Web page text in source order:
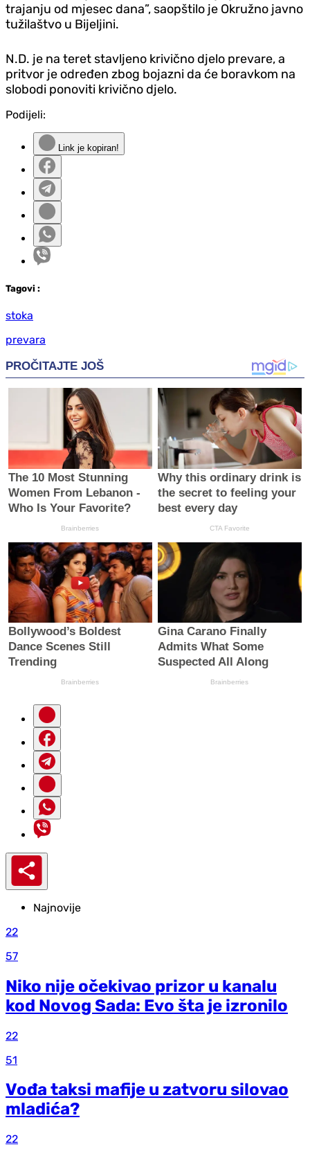
trajanju od mjesec dana”, saopštilo je Okružno javno
tužilaštvo u Bijeljini.
N.D. je na teret stavljeno krivično djelo prevare, a
pritvor je određen zbog bojazni da će boravkom na
slobodi ponoviti krivično djelo.
Podijeli:
Link je kopiran!
Tagovi :
stoka
prevara
Najnovije
22
57
Niko nije očekivao prizor u kanalu
kod Novog Sada: Evo šta je izronilo
22
51
Vođa taksi mafije u zatvoru silovao
mladića?
22